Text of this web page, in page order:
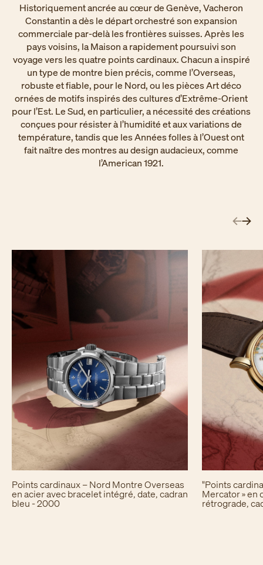
Historiquement ancrée au cœur de Genève, Vacheron
Constantin a dès le départ orchestré son expansion
commerciale par-delà les frontières suisses. Après les
pays voisins, la Maison a rapidement poursuivi son
voyage vers les quatre points cardinaux. Chacun a inspiré
un type de montre bien précis, comme l’Overseas,
robuste et fiable, pour le Nord, ou les pièces Art déco
ornées de motifs inspirés des cultures d’Extrême-Orient
pour l’Est. Le Sud, en particulier, a nécessité des créations
conçues pour résister à l’humidité et aux variations de
température, tandis que les Années folles à l’Ouest ont
fait naître des montres au design audacieux, comme
l’American 1921.
Points cardinaux – Nord Montre Overseas
en acier avec bracelet intégré, date, cadran
bleu - 2000
"Points
Mercator » en
rétrograde,